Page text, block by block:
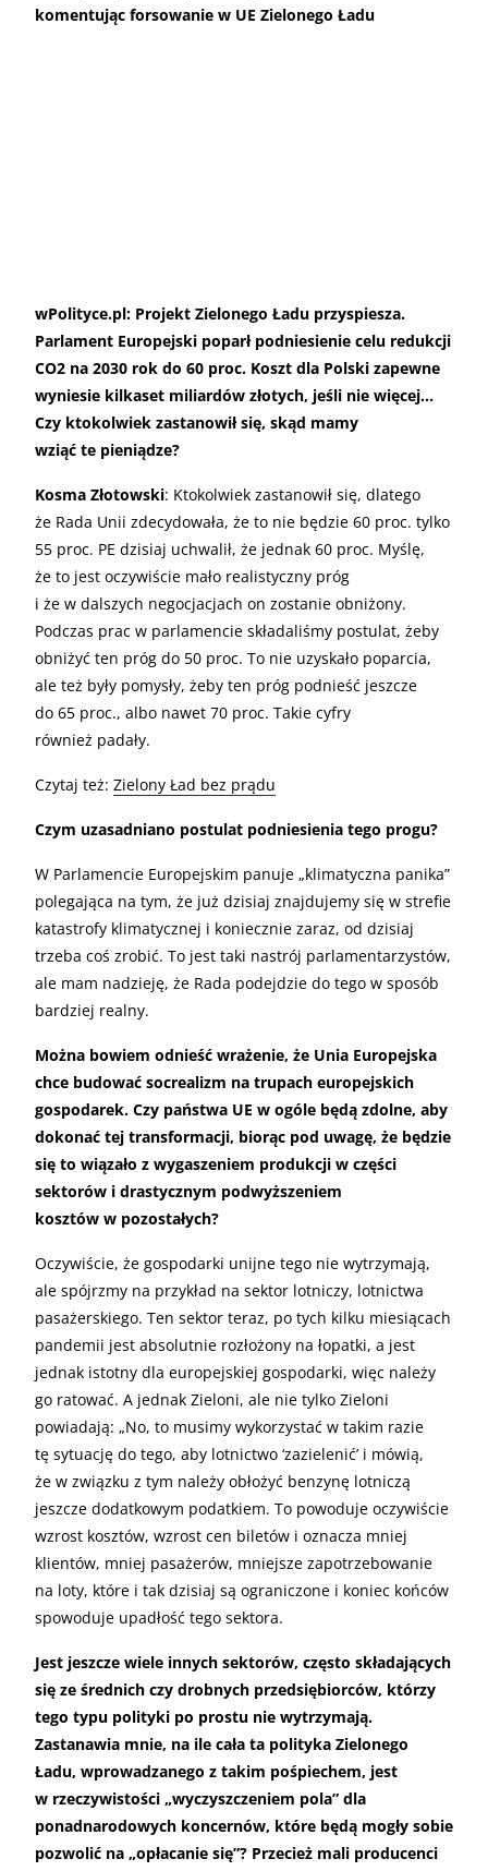
komentując forsowanie w UE Zielonego Ładu
wPolityce.pl: Projekt Zielonego Ładu przyspiesza.
Parlament Europejski poparł podniesienie celu redukcji
CO2 na 2030 rok do 60 proc. Koszt dla Polski zapewne
wyniesie kilkaset miliardów złotych, jeśli nie więcej…
Czy ktokolwiek zastanowił się, skąd mamy
wziąć te pieniądze?
Kosma Złotowski: Ktokolwiek zastanowił się, dlatego
że Rada Unii zdecydowała, że to nie będzie 60 proc. tylko
55 proc. PE dzisiaj uchwalił, że jednak 60 proc. Myślę,
że to jest oczywiście mało realistyczny próg
i że w dalszych negocjacjach on zostanie obniżony.
Podczas prac w parlamencie składaliśmy postulat, żeby
obniżyć ten próg do 50 proc. To nie uzyskało poparcia,
ale też były pomysły, żeby ten próg podnieść jeszcze
do 65 proc., albo nawet 70 proc. Takie cyfry
również padały.
Czytaj też: Zielony Ład bez prądu
Czym uzasadniano postulat podniesienia tego progu?
W Parlamencie Europejskim panuje „klimatyczna panika”
polegająca na tym, że już dzisiaj znajdujemy się w strefie
katastrofy klimatycznej i koniecznie zaraz, od dzisiaj
trzeba coś zrobić. To jest taki nastrój parlamentarzystów,
ale mam nadzieję, że Rada podejdzie do tego w sposób
bardziej realny.
Można bowiem odnieść wrażenie, że Unia Europejska
chce budować socrealizm na trupach europejskich
gospodarek. Czy państwa UE w ogóle będą zdolne, aby
dokonać tej transformacji, biorąc pod uwagę, że będzie
się to wiązało z wygaszeniem produkcji w części
sektorów i drastycznym podwyższeniem
kosztów w pozostałych?
Oczywiście, że gospodarki unijne tego nie wytrzymają,
ale spójrzmy na przykład na sektor lotniczy, lotnictwa
pasażerskiego. Ten sektor teraz, po tych kilku miesiącach
pandemii jest absolutnie rozłożony na łopatki, a jest
jednak istotny dla europejskiej gospodarki, więc należy
go ratować. A jednak Zieloni, ale nie tylko Zieloni
powiadają: „No, to musimy wykorzystać w takim razie
tę sytuację do tego, aby lotnictwo ‘zazielenić’ i mówią,
że w związku z tym należy obłożyć benzynę lotniczą
jeszcze dodatkowym podatkiem. To powoduje oczywiście
wzrost kosztów, wzrost cen biletów i oznacza mniej
klientów, mniej pasażerów, mniejsze zapotrzebowanie
na loty, które i tak dzisiaj są ograniczone i koniec końców
spowoduje upadłość tego sektora.
Jest jeszcze wiele innych sektorów, często składających
się ze średnich czy drobnych przedsiębiorców, którzy
tego typu polityki po prostu nie wytrzymają.
Zastanawia mnie, na ile cała ta polityka Zielonego
Ładu, wprowadzanego z takim pośpiechem, jest
w rzeczywistości „wyczyszczeniem pola” dla
ponadnarodowych koncernów, które będą mogły sobie
pozwolić na „opłacanie się”? Przecież mali producenci